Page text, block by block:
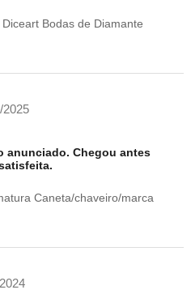
Diceart Bodas de Diamante
2025
anunciado. Chegou antes
Caneta/chaveiro/marca